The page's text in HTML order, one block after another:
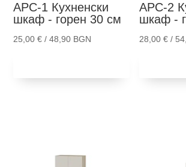
АРС-1 Кухненски
шкаф - горен 30 см
25,00€ / 48,90 BGN
АРС-2
шкаф -
28,00€ /